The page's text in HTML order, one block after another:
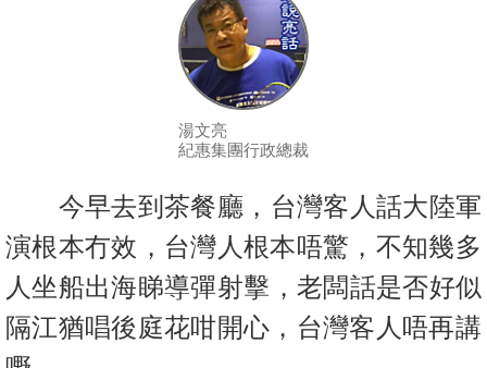
新
聞
據
湯文亮
紀惠集團行政總裁
今早去到茶餐廳，台灣客人話大陸軍
演根本冇效，台灣人根本唔驚，不知幾多
人坐船出海睇導彈射擊，老闆話是否好似
隔江猶唱後庭花咁開心，台灣客人唔再講